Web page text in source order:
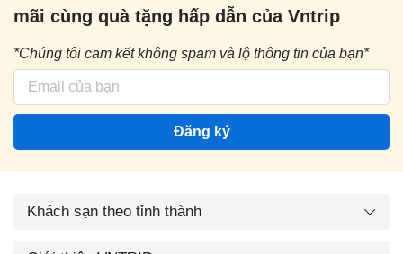
mãi cùng quà tặng hấp dẫn của Vntrip
*Chúng tôi cam kết không spam và lộ thông tin của bạn*
Đăng ký
Khách sạn theo tỉnh thành